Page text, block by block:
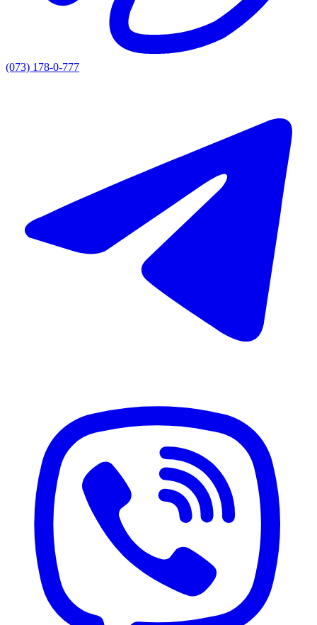
(073) 178-0-777